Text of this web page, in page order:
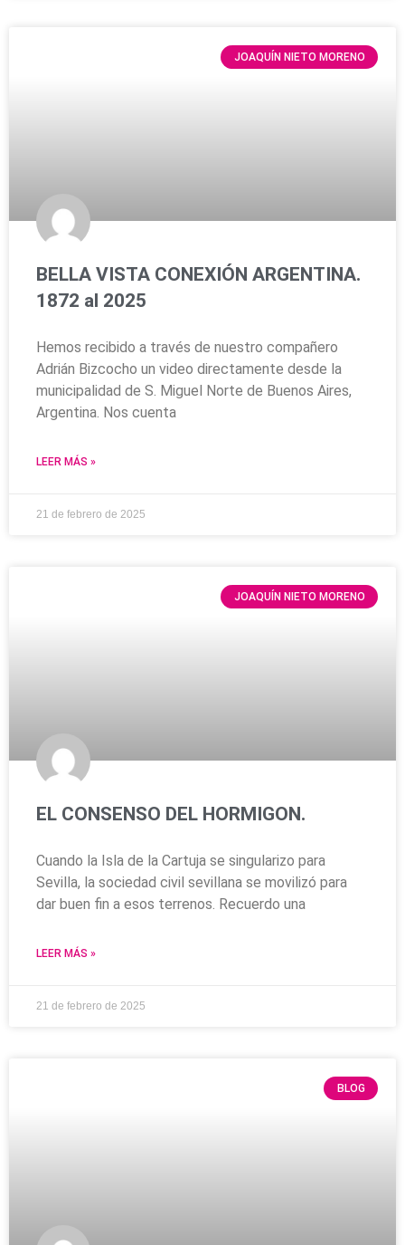
JOAQUÍN NIETO MORENO
BELLA VISTA CONEXIÓN ARGENTINA.
1872 al 2025
Hemos recibido a través de nuestro compañero
Adrián Bizcocho un video directamente desde la
municipalidad de S. Miguel Norte de Buenos Aires,
Argentina. Nos cuenta
LEER MÁS »
21 de febrero de 2025
JOAQUÍN NIETO MORENO
EL CONSENSO DEL HORMIGON.
Cuando la Isla de la Cartuja se singularizo para
Sevilla, la sociedad civil sevillana se movilizó para
dar buen fin a esos terrenos. Recuerdo una
LEER MÁS »
21 de febrero de 2025
BLOG